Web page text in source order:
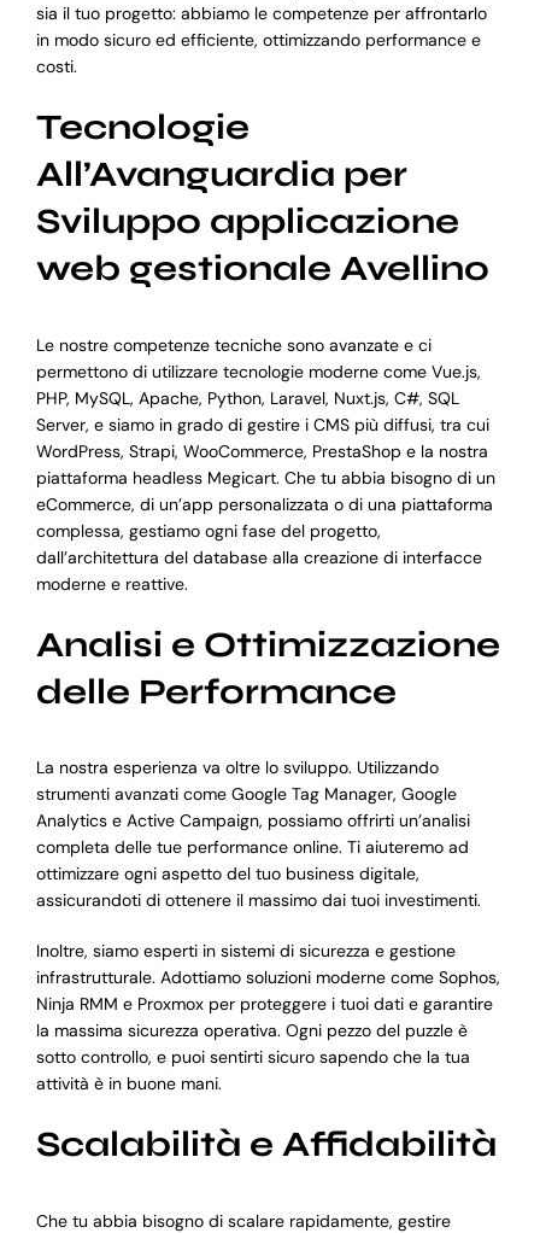
sia il tuo progetto: abbiamo le competenze per affrontarlo
in modo sicuro ed efficiente, ottimizzando performance e
costi.
Tecnologie
All’Avanguardia per
Sviluppo applicazione
web gestionale Avellino
Le nostre competenze tecniche sono avanzate e ci
permettono di utilizzare tecnologie moderne come Vue.js,
PHP, MySQL, Apache, Python, Laravel, Nuxt.js, C#, SQL
Server, e siamo in grado di gestire i CMS più diffusi, tra cui
WordPress, Strapi, WooCommerce, PrestaShop e la nostra
piattaforma headless Megicart. Che tu abbia bisogno di un
eCommerce, di un’app personalizzata o di una piattaforma
complessa, gestiamo ogni fase del progetto,
dall’architettura del database alla creazione di interfacce
moderne e reattive.
Analisi e Ottimizzazione
delle Performance
La nostra esperienza va oltre lo sviluppo. Utilizzando
strumenti avanzati come Google Tag Manager, Google
Analytics e Active Campaign, possiamo offrirti un’analisi
completa delle tue performance online. Ti aiuteremo ad
ottimizzare ogni aspetto del tuo business digitale,
assicurandoti di ottenere il massimo dai tuoi investimenti.
Inoltre, siamo esperti in sistemi di sicurezza e gestione
infrastrutturale. Adottiamo soluzioni moderne come Sophos,
Ninja RMM e Proxmox per proteggere i tuoi dati e garantire
la massima sicurezza operativa. Ogni pezzo del puzzle è
sotto controllo, e puoi sentirti sicuro sapendo che la tua
attività è in buone mani.
Scalabilità e Affidabilità
Che tu abbia bisogno di scalare rapidamente, gestire